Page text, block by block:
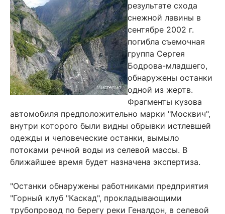
результате схода
снежной лавины в
сентябре 2002 г.
погибла съемочная
группа Сергея
Бодрова-младшего,
обнаружены останки
одной из жертв.
Фрагменты кузова
автомобиля предположительно марки "Москвич",
внутри которого были видны обрывки истлевшей
одежды и человеческие останки, вымыло
потоками речной воды из селевой массы. В
ближайшее время будет назначена экспертиза.
"Останки обнаружены работниками предприятия
"Горный клуб "Каскад", прокладывающими
трубопровод по берегу реки Геналдон, в селевой